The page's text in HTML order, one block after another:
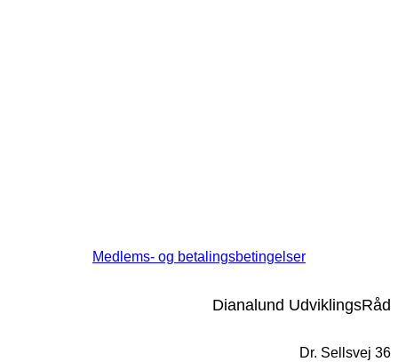
Medlems- og betalingsbetingelser
Dianalund UdviklingsRåd
Dr. Sellsvej 36